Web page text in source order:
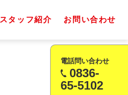
スタッフ紹介 お問い合わせ
電話問い合わせ
0836-
65-5102